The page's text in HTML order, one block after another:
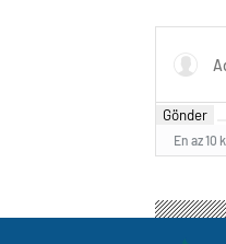
Gönder
En az 10